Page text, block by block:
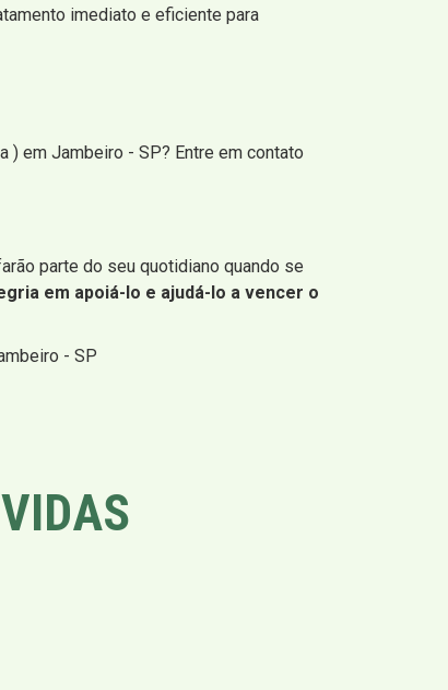
imediato e eficiente para
) em Jambeiro - SP? Entre em contato
parte do seu quotidiano quando se
em apoiá-lo e ajudá-lo a vencer o
- SP